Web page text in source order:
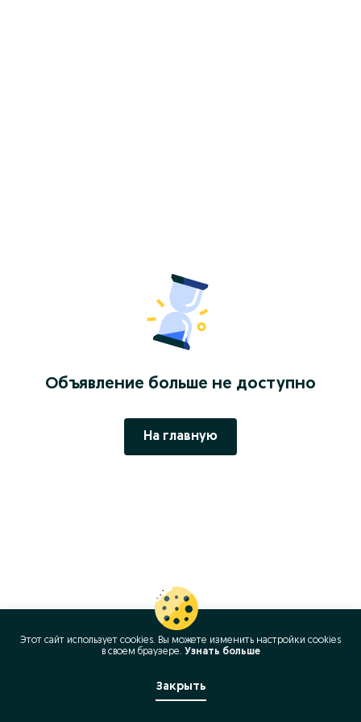
Объявление больше не доступно
На главную
Этот сайт использует cookies. Вы можете изменить настройки cookies
в своeм браузере. Узнать больше
Закрыть